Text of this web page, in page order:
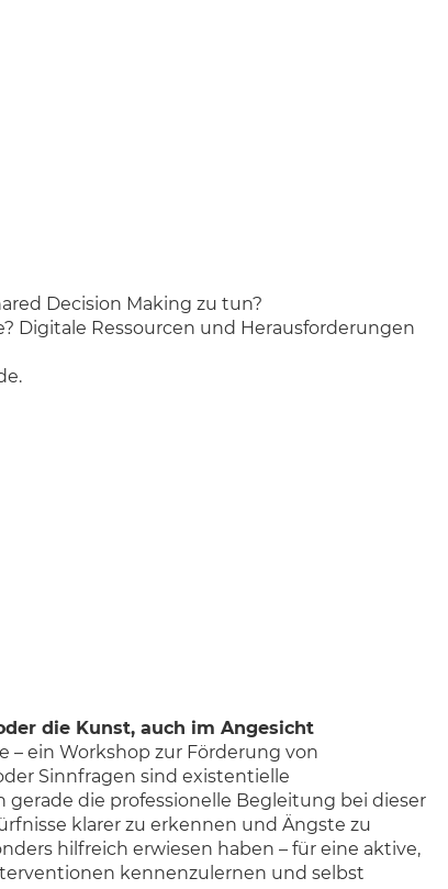
Decision Making zu tun?
Digitale Ressourcen und Herausforderungen
die Kunst, auch im Angesicht
– ein Workshop zur Förderung von
Sinnfragen sind existentielle
gerade die professionelle Begleitung bei dieser
klarer zu erkennen und Ängste zu
hilfreich erwiesen haben – für eine aktive,
kennenzulernen und selbst